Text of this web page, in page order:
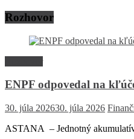
Rozhovor
ENPF odpovedal na
30. júla 202630. júla 2026
ASTANA – Jednotný